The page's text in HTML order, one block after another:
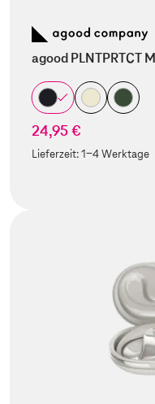
agood PLNTPRTCT
24,95 €
Lieferzeit:1-4 Werktage